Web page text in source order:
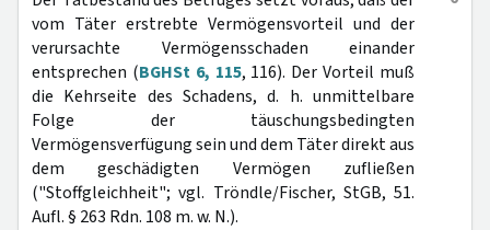
vom Täter erstrebte Vermögensvorteil und der
verursachte Vermögensschaden einander
entsprechen (BGHSt 6, 115, 116). Der Vorteil muß
die Kehrseite des Schadens, d. h. unmittelbare
Folge der täuschungsbedingten
Vermögensverfügung sein und dem Täter direkt aus
dem geschädigten Vermögen zufließen
("Stoffgleichheit"; vgl. Tröndle/Fischer, StGB, 51.
Aufl. § 263 Rdn. 108 m. w. N.).